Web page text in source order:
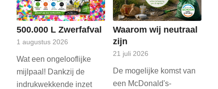
500.000 L Zwerfafval
1 augustus 2026
Wat een ongelooflijke
mijlpaal! Dankzij de
indrukwekkende inzet
Waarom wij neutraal
zijn
21 juli 2026
De mogelijke komst van
een McDonald's-